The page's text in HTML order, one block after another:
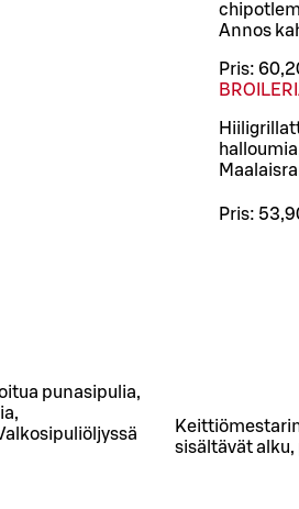
punasipulia,
Annos
Pris:
Pris:
sisältävät